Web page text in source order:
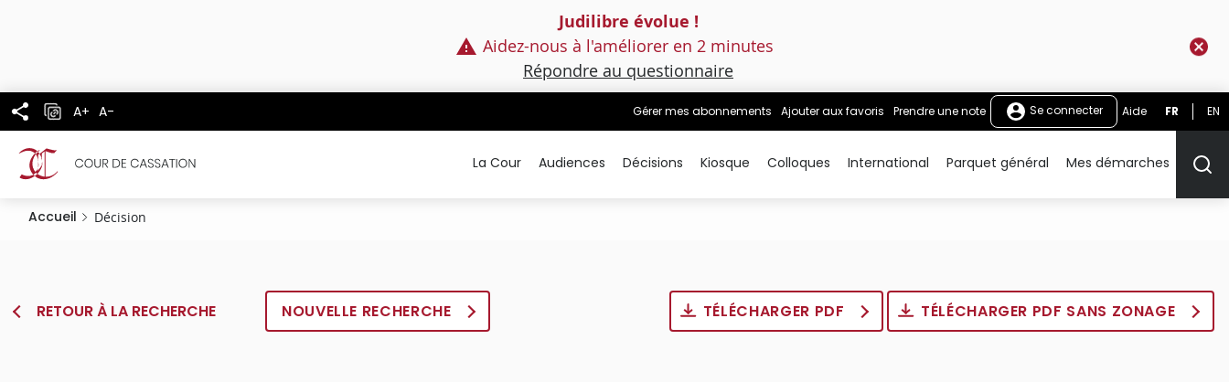
Judilibre évolue !
Aidez-nous à l'améliorer en 2 minutes
Répondre au questionnaire
A+ A- Gérer mes abonnements Ajouter aux favoris Prendre une note Se connecter Aide FR EN
La Cour Audiences Décisions Kiosque Colloques International Parquet général Mes démarches
Accueil Décision
RETOUR À LA RECHERCHE NOUVELLE RECHERCHE TÉLÉCHARGER PDF TÉLÉCHARGER PDF SANS ZONAGE